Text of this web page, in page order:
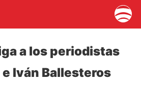
a los periodistas
Iván Ballesteros